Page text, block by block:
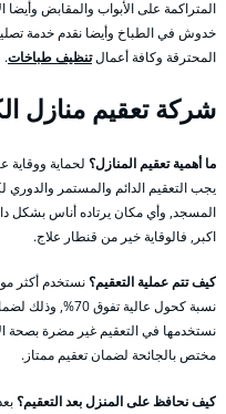
المتراكمة على الأبواب والمقابض
خدوش في الطباخ وأيضا نقدم خدمة تصليح
المحترقة وكافة أعمالتنظيف طباخات.
شركة تعقيم منازل
ما أهمية تعقيم المنازل؟ لحماية ووقاية
يجب التعقيم الدائم والمستمر
المسجد, وأي مكان يرتاده أناس بشكل
اكبر, فالوقاية خير من قنطار علاج.
كيف تتم عملية التعقيم؟ نستخدم أكثر
نسبة كحول عالية
نستخدمها في التعقيم غير مضرة بصحة
مختص بالجائحة لضمان تعقيم ممتاز.
كيف نحافظ على المنزل بعد التعقيم؟